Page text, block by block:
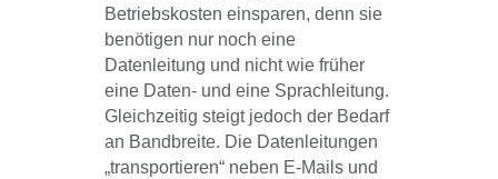
Betriebskosten einsparen, denn sie
benötigen nur noch eine
Datenleitung und nicht wie früher
eine Daten- und eine Sprachleitung.
Gleichzeitig steigt jedoch der Bedarf
an Bandbreite. Die Datenleitungen
„transportieren“ neben E-Mails und